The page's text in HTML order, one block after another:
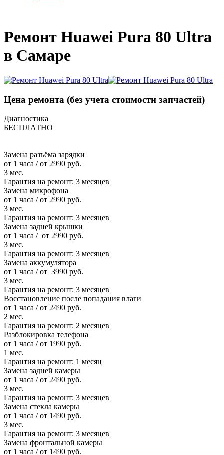
Ремонт Huawei Pura 80 Ultra
в Самаре
Цена ремонта (без учета стоимости запчастей)
Диагностика
БЕСПЛАТНО
Замена разъёма зарядки
от 1 часа / от 2990 руб.
3 мес.
Гарантия на ремонт: 3 месяцев
Замена микрофона
от 1 часа / от 2990 руб.
3 мес.
Гарантия на ремонт: 3 месяцев
Замена задней крышки
от 1 часа / от 2990 руб.
3 мес.
Гарантия на ремонт: 3 месяцев
Замена аккумулятора
от 1 часа / от 3990 руб.
3 мес.
Гарантия на ремонт: 3 месяцев
Восстановление после попадания влаги
от 1 часа / от 2490 руб.
2 мес.
Гарантия на ремонт: 2 месяцев
Разблокировка телефона
от 1 часа / от 1990 руб.
1 мес.
Гарантия на ремонт: 1 месяц
Замена задней камеры
от 1 часа / от 2490 руб.
3 мес.
Гарантия на ремонт: 3 месяцев
Замена стекла камеры
от 1 часа / от 1490 руб.
3 мес.
Гарантия на ремонт: 3 месяцев
Замена фронтальной камеры
от 1 часа / от 1490 руб.